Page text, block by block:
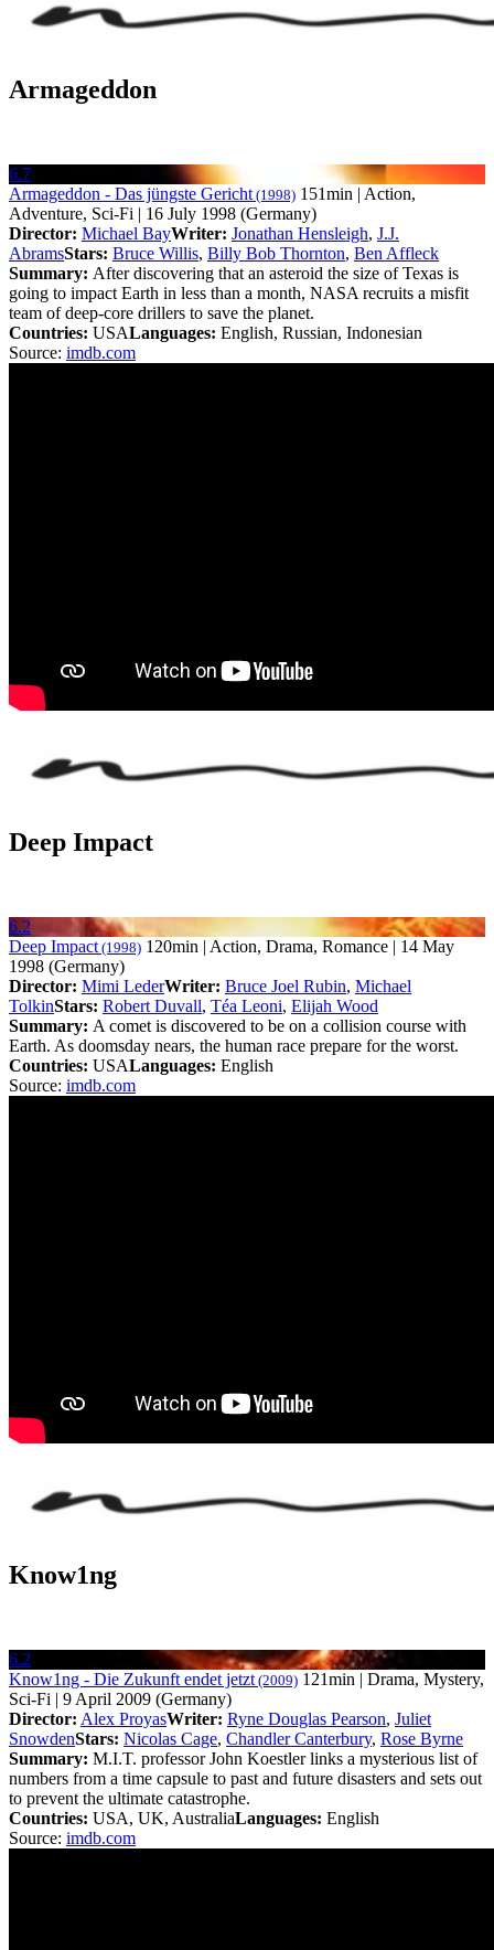
Armageddon
6.7
Armageddon - Das jüngste Gericht(1998) 151min | Action,
Adventure, Sci-Fi | 16 July 1998 (Germany)
Director: Michael BayWriter: Jonathan Hensleigh, J.J.
AbramsStars: Bruce Willis, Billy Bob Thornton, Ben Affleck
Summary: After discovering that an asteroid the size of Texas is
going to impact Earth in less than a month, NASA recruits a misfit
team of deep-core drillers to save the planet.
Countries: USALanguages: English, Russian, Indonesian
Source: imdb.com
Deep Impact
6.2
Deep Impact (1998) 120min | Action, Drama, Romance | 14 May
1998 (Germany)
Director: Mimi LederWriter: Bruce Joel Rubin, Michael
TolkinStars: Robert Duvall, Téa Leoni, Elijah Wood
Summary: A comet is discovered to be on a collision course with
Earth. As doomsday nears, the human race prepare for the worst.
Countries: USALanguages: English
Source: imdb.com
Know1ng
6.2
Know1ng - Die Zukunft endet jetzt (2009) 121min | Drama, Mystery,
Sci-Fi | 9 April 2009 (Germany)
Director: Alex ProyasWriter: Ryne Douglas Pearson, Juliet
SnowdenStars: Nicolas Cage, Chandler Canterbury, Rose Byrne
Summary: M.I.T. professor John Koestler links a mysterious list of
numbers from a time capsule to past and future disasters and sets out
to prevent the ultimate catastrophe.
Countries: USA, UK, AustraliaLanguages: English
Source: imdb.com